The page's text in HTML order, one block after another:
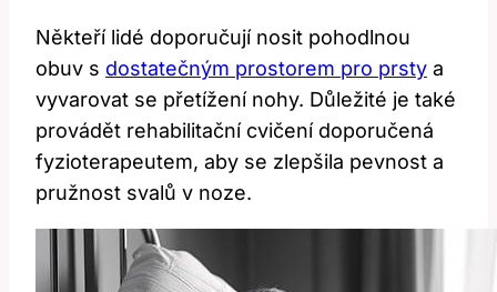
Někteří lidé doporučují nosit pohodlnou
obuv s dostatečným prostorem pro prsty a
vyvarovat se přetížení nohy. Důležité je také
provádět rehabilitační cvičení doporučená
fyzioterapeutem, aby se zlepšila pevnost a
pružnost svalů v noze.